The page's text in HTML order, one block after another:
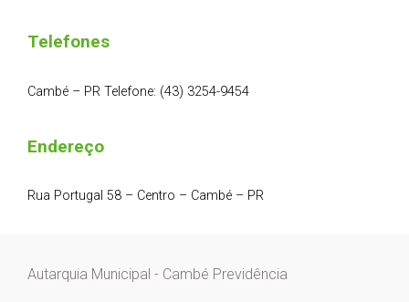
Telefones
Cambé – PR Telefone: (43) 3254-9454
Endereço
Rua Portugal 58 – Centro – Cambé – PR
Autarquia Municipal - Cambé Previdência